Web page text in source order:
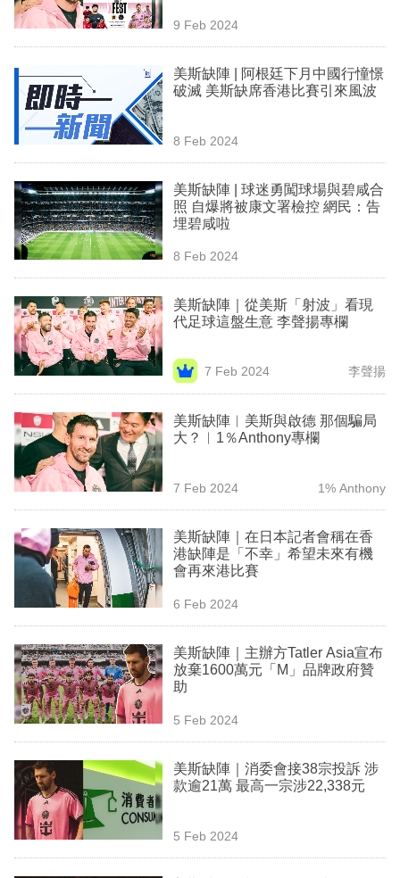
9 Feb 2024
美斯缺陣 | 阿根廷下月中國行憧憬
破滅 美斯缺席香港比賽引來風波
8 Feb 2024
美斯缺陣 | 球迷勇闖球場與碧咸合
照 自爆將被康文署檢控 網民：告
埋碧咸啦
8 Feb 2024
美斯缺陣｜從美斯「射波」看現
代足球這盤生意 李聲揚專欄
7 Feb 2024 李聲揚
美斯缺陣︳美斯與啟德 那個騙局
大？︳1％Anthony專欄
7 Feb 2024 1% Anthony
美斯缺陣｜在日本記者會稱在香
港缺陣是「不幸」希望未來有機
會再來港比賽
6 Feb 2024
美斯缺陣｜主辦方Tatler Asia宣布
放棄1600萬元「M」品牌政府贊
助
5 Feb 2024
美斯缺陣｜消委會接38宗投訴 涉
款逾21萬 最高一宗涉22,338元
5 Feb 2024